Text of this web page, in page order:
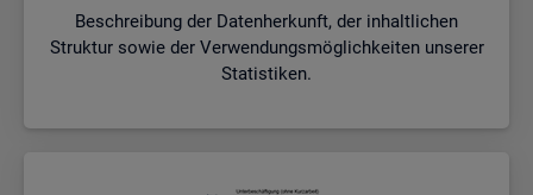
Beschreibung der Datenherkunft, der inhaltlichen
Struktur sowie der Verwendungsmöglichkeiten unserer
Statistiken.